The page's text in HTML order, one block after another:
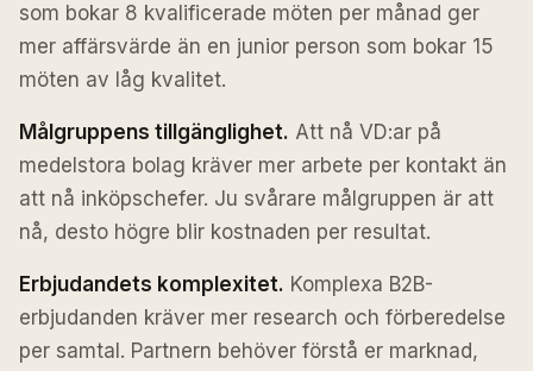
som bokar 8 kvalificerade möten per månad ger
mer affärsvärde än en junior person som bokar 15
möten av låg kvalitet.
Målgruppens tillgänglighet. Att nå VD:ar på
medelstora bolag kräver mer arbete per kontakt än
att nå inköpschefer. Ju svårare målgruppen är att
nå, desto högre blir kostnaden per resultat.
Erbjudandets komplexitet. Komplexa B2B-
erbjudanden kräver mer research och förberedelse
per samtal. Partnern behöver förstå er marknad,